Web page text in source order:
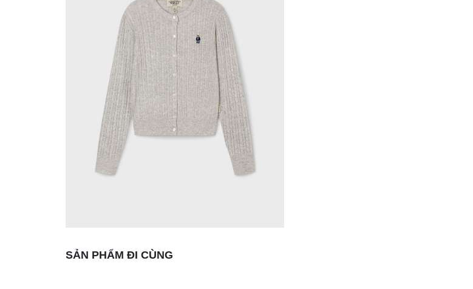
SẢN PHẨM ĐI CÙNG